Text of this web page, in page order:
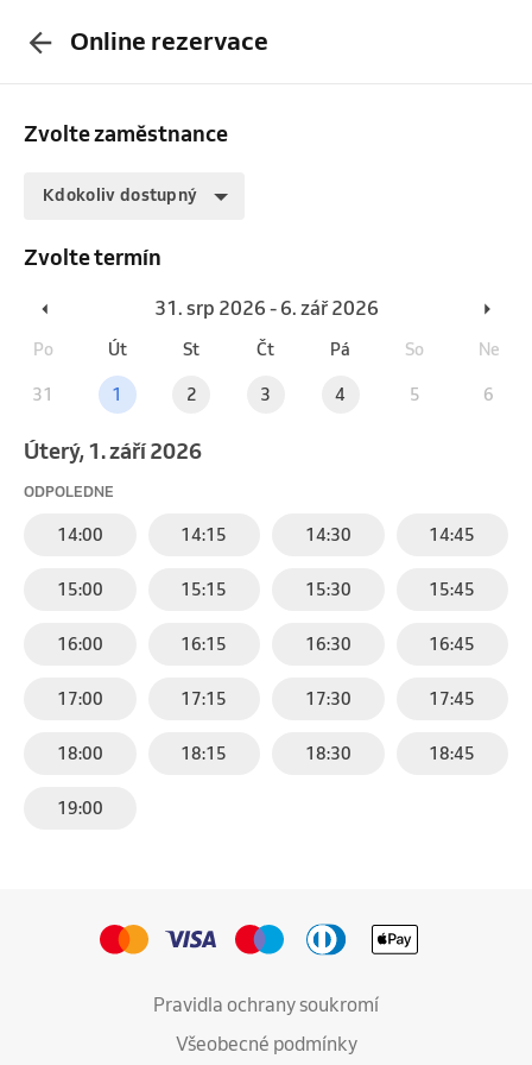
Online rezervace
Zvolte zaměstnance
Kdokoliv dostupný
Zvolte termín
31. srp 2026 - 6. zář 2026
Po Út St Čt Pá So Ne
31 1 2 3 4 5 6
úterý, 1. září 2026
ODPOLEDNE
14:00 14:15 14:30 14:45
15:00 15:15 15:30 15:45
16:00 16:15 16:30 16:45
17:00 17:15 17:30 17:45
18:00 18:15 18:30 18:45
19:00
Pravidla ochrany soukromí
Všeobecné podmínky